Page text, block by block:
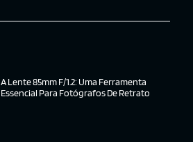
A Lente 85mm F/1.2: Uma Ferramenta
Essencial Para Fotógrafos De Retrato